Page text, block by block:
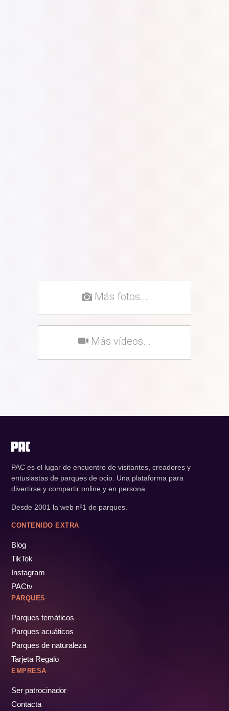
Más fotos...
Más vídeos...
PAC es el lugar de encuentro de visitantes, creadores y
entusiastas de parques de ocio. Una plataforma para
divertirse y compartir online y en persona.
Desde 2001 la web nº1 de parques.
CONTENIDO EXTRA
Blog
TikTok
Instagram
PACtv
PARQUES
Parques temáticos
Parques acuáticos
Parques de naturaleza
Tarjeta Regalo
EMPRESA
Ser patrocinador
Contacta